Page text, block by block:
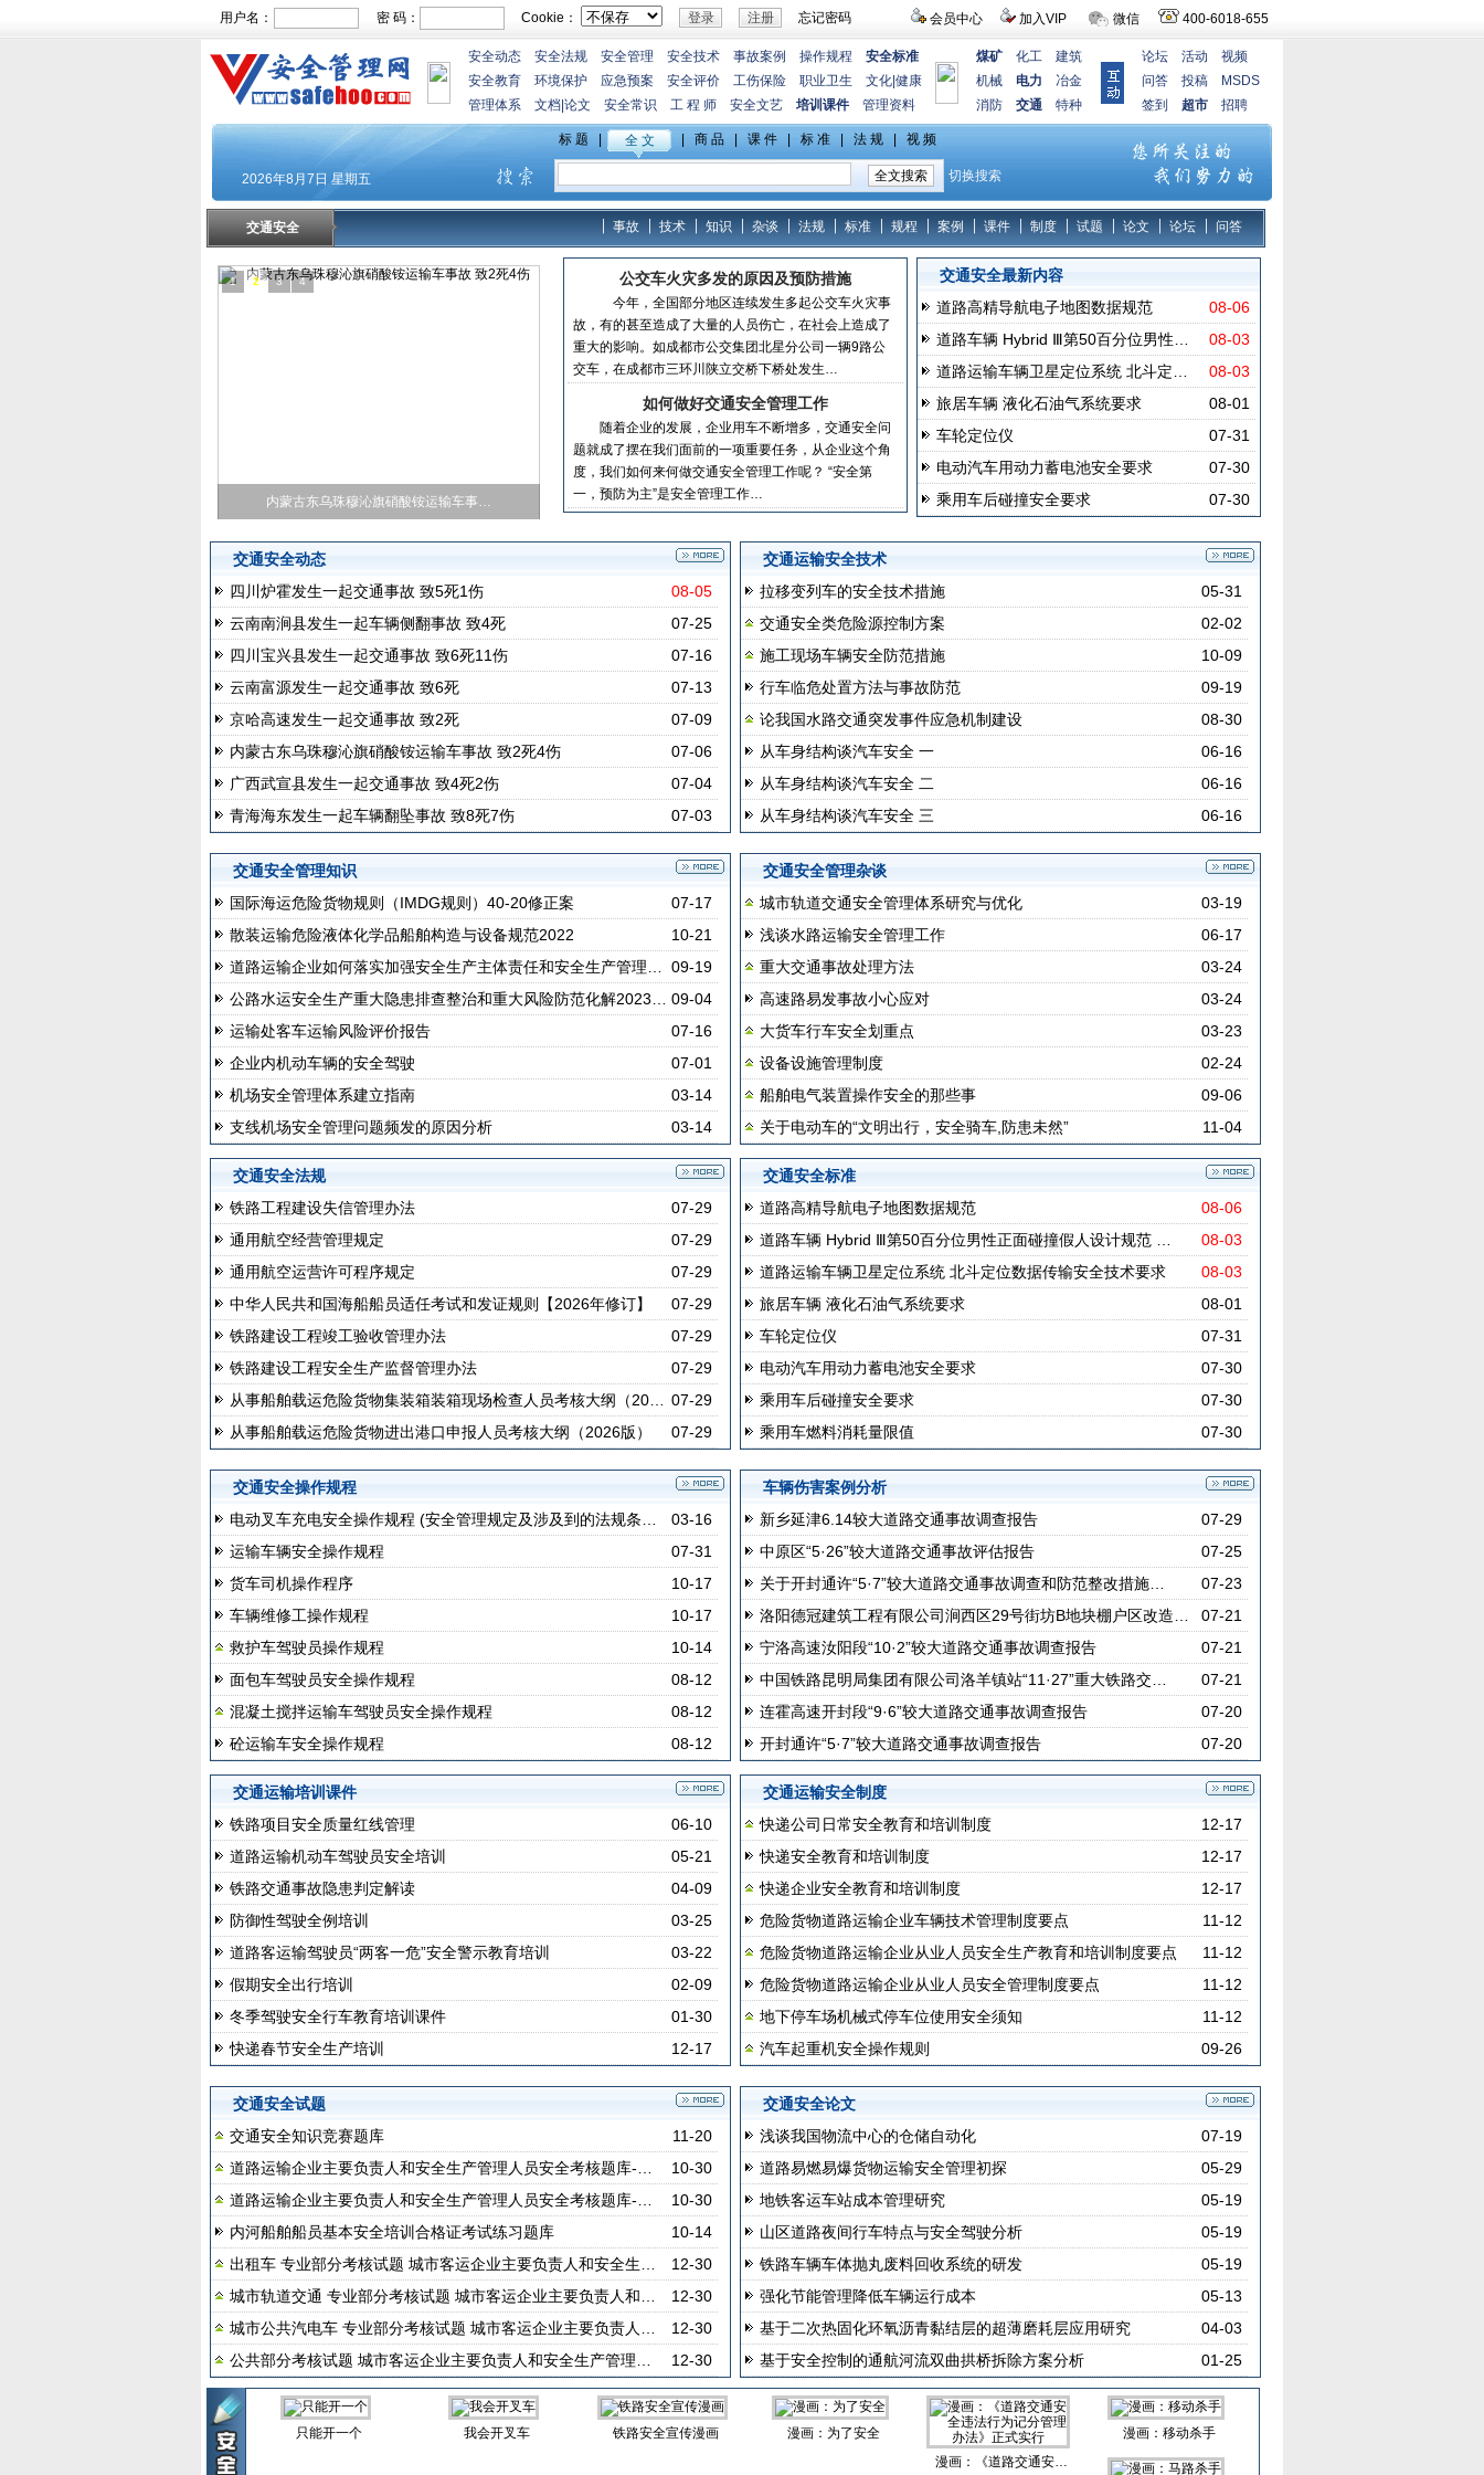
会员中心 加入VIP 微信 400-6018-655
用户名： 密 码： Cookie： 忘记密码
安全动态 安全法规 安全管理 安全技术 事故案例 操作规程
安全标准
安全教育
环境保护 应急预案 安全评价 工伤保险 职业卫生 文化 健康
管理体系
文档 论文 安全常识 工 程 师 安全文艺 培训课件 管理资料
煤矿 化工
建筑
机械
电力
冶金
消防
交通 特种
论坛 活动
视频
问答
投稿
MSDS
签到
超市 招聘
交通安全 事故 技术 知识 杂谈 法规 标准 规程 案例 课件 制度 试题 论文 论坛 问答
四川凉山冕宁县有山体落石砸到路过…
1 2 3 4 公交车火灾多发的原因及预防措施
今年，全国部分地区连续发生多起公交车火灾事
故，有的甚至造成了大量的人员伤亡，在社会上造成了
重大的影响。如成都市公交集团北星分公司一辆9路公
交车，在成都市三环川陕立交桥下桥处发生…
如何做好交通安全管理工作
随着企业的发展，企业用车不断增多，交通安全问
题就成了摆在我们面前的一项重要任务，从企业这个角
度，我们如何来何做交通安全管理工作呢？ “安全第
一，预防为主”是安全管理工作…
交通安全最新内容
08-06
道路高精导航电子地图数据规范
08-03
道路车辆 Hybrid Ⅲ第50百分位男性…
08-03
道路运输车辆卫星定位系统 北斗定…
08-01
旅居车辆 液化石油气系统要求
07-31
车轮定位仪
07-30
电动汽车用动力蓄电池安全要求
07-30
乘用车后碰撞安全要求
交通安全动态
08-05
四川炉霍发生一起交通事故 致5死1伤
07-25
云南南涧县发生一起车辆侧翻事故 致4死
07-16
四川宝兴县发生一起交通事故 致6死11伤
07-13
云南富源发生一起交通事故 致6死
07-09
京哈高速发生一起交通事故 致2死
07-06
内蒙古东乌珠穆沁旗硝酸铵运输车事故 致2死4伤
07-04
广西武宣县发生一起交通事故 致4死2伤
07-03
青海海东发生一起车辆翻坠事故 致8死7伤
交通运输安全技术
05-31
拉移变列车的安全技术措施
02-02
交通安全类危险源控制方案
10-09
施工现场车辆安全防范措施
09-19
行车临危处置方法与事故防范
08-30
论我国水路交通突发事件应急机制建设
06-16
从车身结构谈汽车安全 一
06-16
从车身结构谈汽车安全 二
06-16
从车身结构谈汽车安全 三
交通安全管理知识
07-17
国际海运危险货物规则（IMDG规则）40-20修正案
10-21
散装运输危险液体化学品船舶构造与设备规范2022
09-19
道路运输企业如何落实加强安全生产主体责任和安全生产管理…
09-04
公路水运安全生产重大隐患排查整治和重大风险防范化解2023…
07-16
运输处客车运输风险评价报告
07-01
企业内机动车辆的安全驾驶
03-14
机场安全管理体系建立指南
03-14
支线机场安全管理问题频发的原因分析
交通安全管理杂谈
03-19
城市轨道交通安全管理体系研究与优化
06-17
浅谈水路运输安全管理工作
03-24
重大交通事故处理方法
03-24
高速路易发事故小心应对
03-23
大货车行车安全划重点
02-24
设备设施管理制度
09-06
船舶电气装置操作安全的那些事
11-04
关于电动车的“文明出行，安全骑车,防患未然”
交通安全法规
07-29
铁路工程建设失信管理办法
07-29
通用航空经营管理规定
07-29
通用航空运营许可程序规定
07-29
中华人民共和国海船船员适任考试和发证规则【2026年修订】
07-29
铁路建设工程竣工验收管理办法
07-29
铁路建设工程安全生产监督管理办法
07-29
从事船舶载运危险货物集装箱装箱现场检查人员考核大纲（20…
07-29
从事船舶载运危险货物进出港口申报人员考核大纲（2026版）
交通安全标准
08-06
道路高精导航电子地图数据规范
08-03
道路车辆 Hybrid Ⅲ第50百分位男性正面碰撞假人设计规范 …
08-03
道路运输车辆卫星定位系统 北斗定位数据传输安全技术要求
08-01
旅居车辆 液化石油气系统要求
07-31
车轮定位仪
07-30
电动汽车用动力蓄电池安全要求
07-30
乘用车后碰撞安全要求
07-30
乘用车燃料消耗量限值
交通安全操作规程
03-16
电动叉车充电安全操作规程 (安全管理规定及涉及到的法规条…
07-31
运输车辆安全操作规程
10-17
货车司机操作程序
10-17
车辆维修工操作规程
10-14
救护车驾驶员操作规程
08-12
面包车驾驶员安全操作规程
08-12
混凝土搅拌运输车驾驶员安全操作规程
08-12
砼运输车安全操作规程
车辆伤害案例分析
07-29
新乡延津6.14较大道路交通事故调查报告
07-25
中原区“5·26”较大道路交通事故评估报告
07-23
关于开封通许“5·7”较大道路交通事故调查和防范整改措施…
07-21
洛阳德冠建筑工程有限公司涧西区29号街坊B地块棚户区改造…
07-21
宁洛高速汝阳段“10·2”较大道路交通事故调查报告
07-21
中国铁路昆明局集团有限公司洛羊镇站“11·27”重大铁路交…
07-20
连霍高速开封段“9·6”较大道路交通事故调查报告
07-20
开封通许“5·7”较大道路交通事故调查报告
交通运输培训课件
06-10
铁路项目安全质量红线管理
05-21
道路运输机动车驾驶员安全培训
04-09
铁路交通事故隐患判定解读
03-25
防御性驾驶全例培训
03-22
道路客运输驾驶员“两客一危”安全警示教育培训
02-09
假期安全出行培训
01-30
冬季驾驶安全行车教育培训课件
12-17
快递春节安全生产培训
交通运输安全制度
12-17
快递公司日常安全教育和培训制度
12-17
快递安全教育和培训制度
12-17
快递企业安全教育和培训制度
11-12
危险货物道路运输企业车辆技术管理制度要点
11-12
危险货物道路运输企业从业人员安全生产教育和培训制度要点
11-12
危险货物道路运输企业从业人员安全管理制度要点
11-12
地下停车场机械式停车位使用安全须知
09-26
汽车起重机安全操作规则
交通安全试题
11-20
交通安全知识竞赛题库
10-30
道路运输企业主要负责人和安全生产管理人员安全考核题库-…
10-30
道路运输企业主要负责人和安全生产管理人员安全考核题库-…
10-14
内河船舶船员基本安全培训合格证考试练习题库
12-30
出租车 专业部分考核试题 城市客运企业主要负责人和安全生…
12-30
城市轨道交通 专业部分考核试题 城市客运企业主要负责人和…
12-30
城市公共汽电车 专业部分考核试题 城市客运企业主要负责人…
12-30
公共部分考核试题 城市客运企业主要负责人和安全生产管理…
交通安全论文
07-19
浅谈我国物流中心的仓储自动化
05-29
道路易燃易爆货物运输安全管理初探
05-19
地铁客运车站成本管理研究
05-19
山区道路夜间行车特点与安全驾驶分析
05-19
铁路车辆车体抛丸废料回收系统的研发
05-13
强化节能管理降低车辆运行成本
04-03
基于二次热固化环氧沥青黏结层的超薄磨耗层应用研究
01-25
基于安全控制的通航河流双曲拱桥拆除方案分析
只能开一个 我会开叉车 铁路安全宣传漫画
漫画：为了安全
漫画：《道路交通安…
漫画：移动杀手